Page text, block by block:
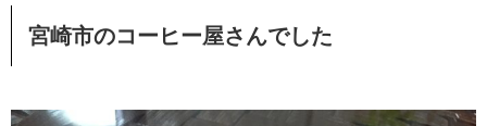
宮崎市のコーヒー屋さんでした